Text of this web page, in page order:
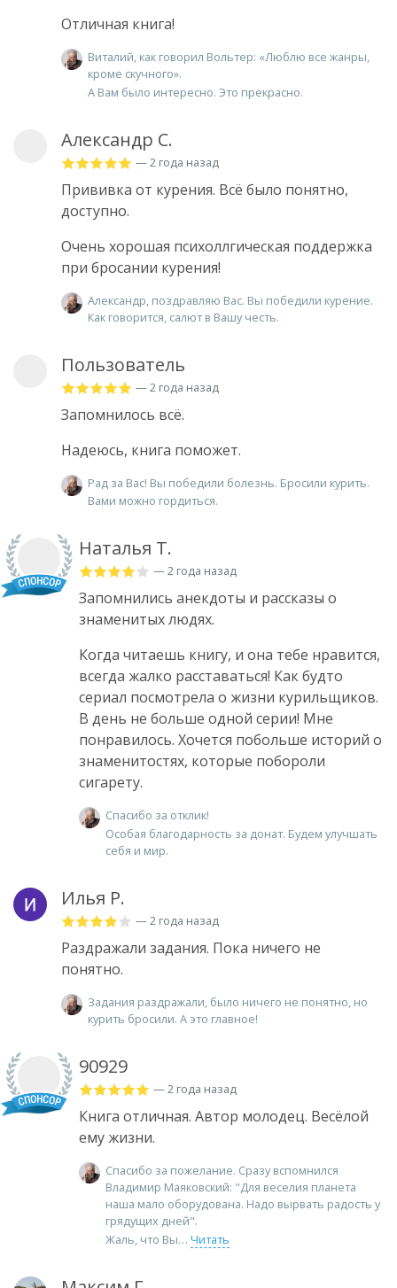
Отличная книга!
Виталий, как говорил Вольтер: «Люблю все жанры,
кроме скучного».
А Вам было интересно. Это прекрасно.
Александр С.
— 2 года назад
Прививка от курения. Всё было понятно,
доступно.
Очень хорошая психоллгическая поддержка
при бросании курения!
Александр, поздравляю Вас. Вы победили курение.
Как говорится, салют в Вашу честь.
Пользователь
— 2 года назад
Запомнилось всё.
Надеюсь, книга поможет.
Рад за Вас! Вы победили болезнь. Бросили курить.
Вами можно гордиться.
Наталья Т.
— 2 года назад
Запомнились анекдоты и рассказы о
знаменитых людях.
Когда читаешь книгу, и она тебе нравится,
всегда жалко расставаться! Как будто
сериал посмотрела о жизни курильщиков.
В день не больше одной серии! Мне
понравилось. Хочется побольше историй о
знаменитостях, которые побороли
сигарету.
Спасибо за отклик!
Особая благодарность за донат. Будем улучшать
себя и мир.
Илья Р.
— 2 года назад
Раздражали задания. Пока ничего не
понятно.
Задания раздражали, было ничего не понятно, но
курить бросили. А это главное!
90929
— 2 года назад
Книга отличная. Автор молодец. Весёлой
ему жизни.
Спасибо за пожелание. Сразу вспомнился
Владимир Маяковский: "Для веселия планета
наша мало оборудована. Надо вырвать радость у
грядущих дней".
Жаль, что Вы
Читать